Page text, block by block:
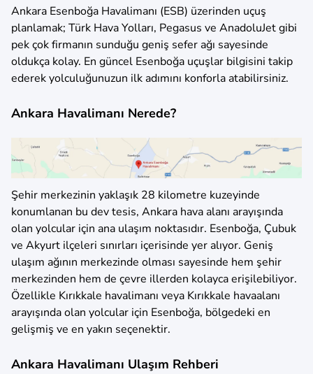
Ankara Esenboğa Havalimanı (ESB) üzerinden uçuş
planlamak; Türk Hava Yolları, Pegasus ve AnadoluJet gibi
pek çok firmanın sunduğu geniş sefer ağı sayesinde
oldukça kolay. En güncel Esenboğa uçuşlar bilgisini takip
ederek yolculuğunuzun ilk adımını konforla atabilirsiniz.
Ankara Havalimanı Nerede?
Şehir merkezinin yaklaşık 28 kilometre kuzeyinde
konumlanan bu dev tesis, Ankara hava alanı arayışında
olan yolcular için ana ulaşım noktasıdır. Esenboğa, Çubuk
ve Akyurt ilçeleri sınırları içerisinde yer alıyor. Geniş
ulaşım ağının merkezinde olması sayesinde hem şehir
merkezinden hem de çevre illerden kolayca erişilebiliyor.
Özellikle Kırıkkale havalimanı veya Kırıkkale havaalanı
arayışında olan yolcular için Esenboğa, bölgedeki en
gelişmiş ve en yakın seçenektir.
Ankara Havalimanı Ulaşım Rehberi